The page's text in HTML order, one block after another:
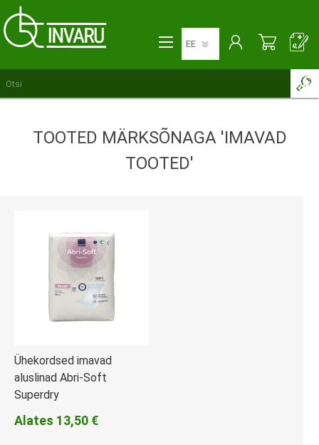
TOOTED MÄRKSÕNAGA 'IMAVAD
TOOTED'
Ühekordsed imavad
aluslinad Abri-Soft
Superdry
Alates 13,50 €